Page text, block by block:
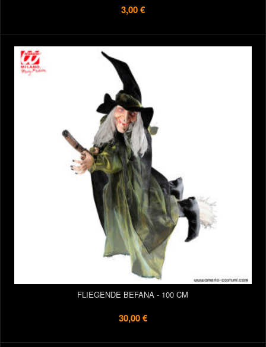
3,00 €
FLIEGENDE BEFANA - 100 CM
30,00 €